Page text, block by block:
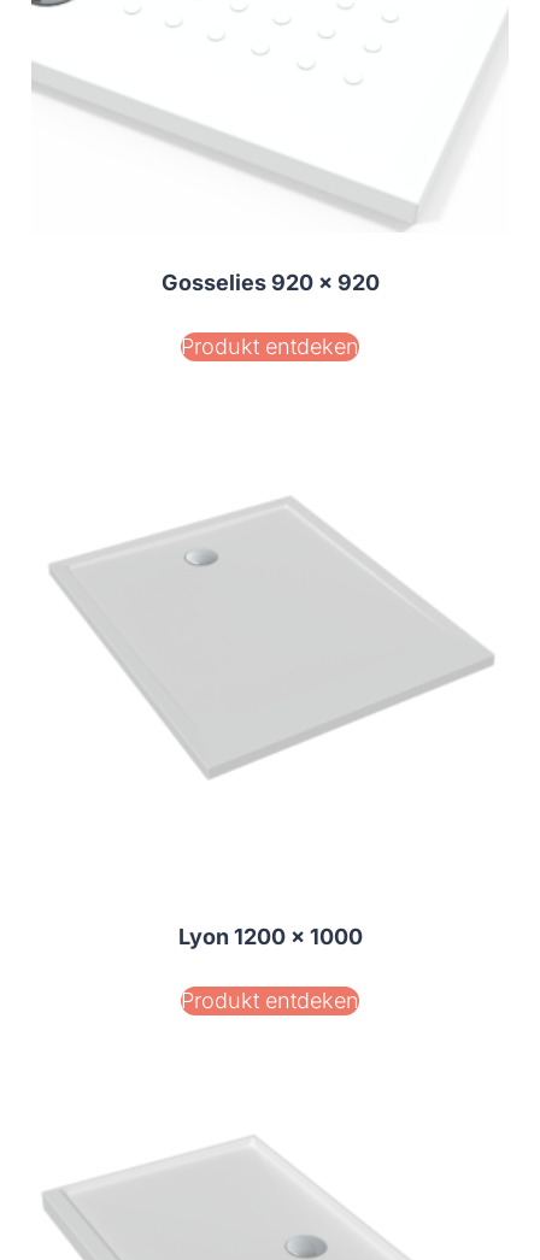
Gosselies 920 x 920
Produkt entdeken
Lyon 1200 x 1000
Produkt entdeken